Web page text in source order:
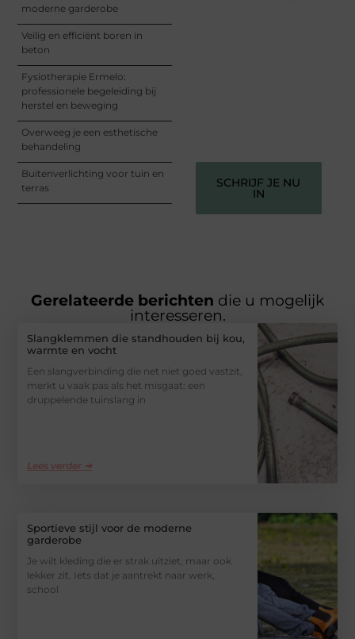
moderne garderobe
Veilig en efficiënt boren in
beton
Fysiotherapie Ermelo:
professionele begeleiding bij
herstel en beweging
Overweeg je een esthetische
behandeling
Buitenverlichting voor tuin en
terras
SCHRIJF JE NU
IN
Gerelateerde berichten die u mogelijk
interesseren.
Slangklemmen die standhouden bij kou,
warmte en vocht
Een slangverbinding die net niet goed vastzit,
merkt u vaak pas als het misgaat: een
druppelende tuinslang in
Lees verder ➜
Sportieve stijl voor de moderne
garderobe
Je wilt kleding die er strak uitziet, maar ook
lekker zit. Iets dat je aantrekt naar werk,
school